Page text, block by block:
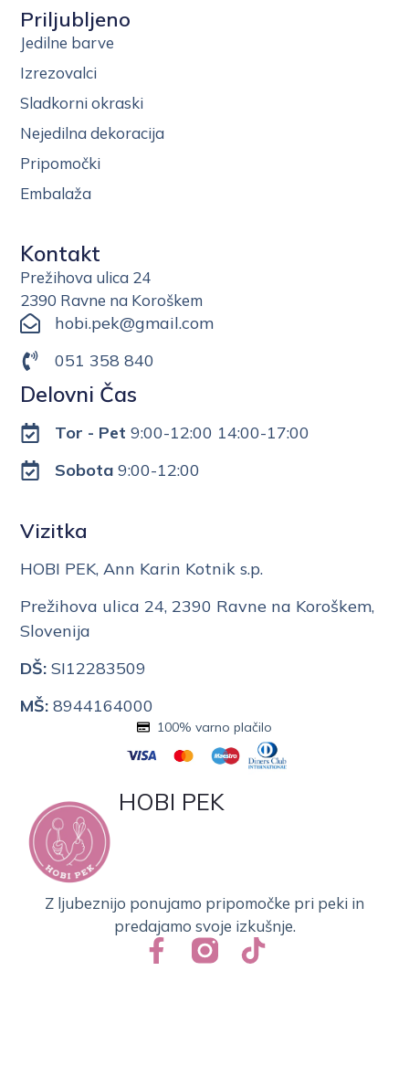
Priljubljeno
Jedilne barve
Izrezovalci
Sladkorni okraski
Nejedilna dekoracija
Pripomočki
Embalaža
Kontakt
Prežihova ulica 24
2390 Ravne na Koroškem
hobi.pek@gmail.com
051 358 840
Delovni Čas
Tor - Pet 9:00-12:00 14:00-17:00
Sobota9:00-12:00
Vizitka
HOBI PEK, Ann Karin Kotnik s.p.
Prežihova ulica 24, 2390 Ravne na Koroškem,
Slovenija
DŠ: SI12283509
MŠ: 8944164000
HOBI PEK
Z ljubeznijo ponujamo pripomočke pri peki in
predajamo svoje izkušnje.
100% varno plačilo